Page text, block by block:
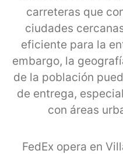
carreteras que
ciudades
eficiente para la
embargo, la
de la población
de entrega,
con áreas
FedEx opera en